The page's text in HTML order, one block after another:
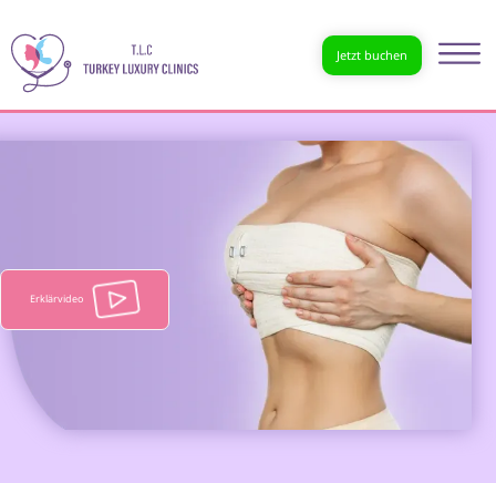
Jetzt buchen
Erklärvideo